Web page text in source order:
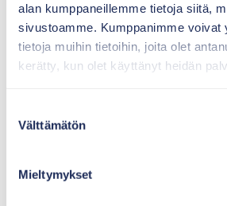
alan kumppaneillemme tietoja siitä,
sivustoamme. Kumppanimme voivat
tietoja muihin tietoihin, joita olet
kerätty, kun olet käyttänyt heidän
valinta
Välttämätön
Mieltymykset